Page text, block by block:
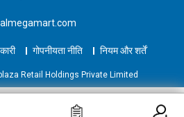
गोपनीयता नीति नियम और शर्तें
Retail Holdings Private Limited